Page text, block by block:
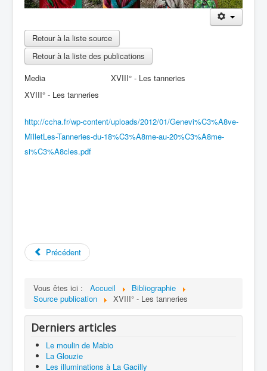
Agenda
Aide
Contactez-nous
A propos
Retour à la liste source
Retour à la liste des publications
Media
XVIII° - Les tanneries
XVIII° - Les tanneries
http://ccha.fr/wp-content/uploads/2012/01/Genevi%C3%A8ve-
MilletLes-Tanneries-du-18%C3%A8me-au-20%C3%A8me-
si%C3%A8cles.pdf
Précédent
Vous êtes ici : Accueil
Bibliographie
Source publication
XVIII° - Les tanneries
Derniers articles
Le moulin de Mabio
La Glouzie
Les illuminations à La Gacilly